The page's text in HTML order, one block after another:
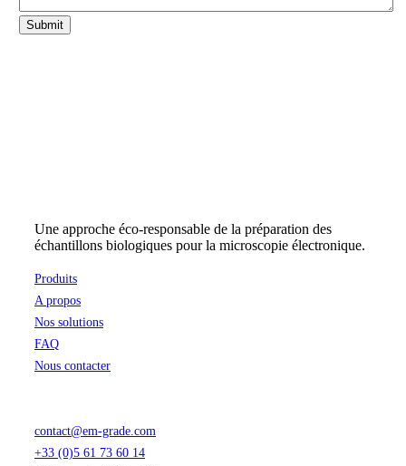
Une approche éco-responsable de la préparation des
échantillons biologiques pour la microscopie électronique.
Produits
A propos
Nos solutions
FAQ
Nous contacter
contact@em-grade.com
+33 (0)5 61 73 60 14